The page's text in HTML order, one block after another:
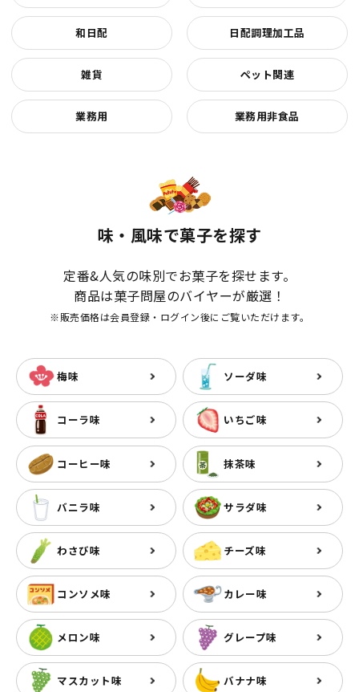
和日配 日配調理加工品
雑貨 ペット関連
業務用 業務用非食品
味・風味で菓子を探す
定番&人気の味別でお菓子を探せます。
商品は菓子問屋のバイヤーが厳選！
※販売価格は会員登録・ログイン後にご覧いただけます。
梅味 ソーダ味
コーラ味 いちご味
コーヒー味 抹茶味
バニラ味 サラダ味
わさび味 チーズ味
コンソメ味 カレー味
メロン味 グレープ味
マスカット味 バナナ味